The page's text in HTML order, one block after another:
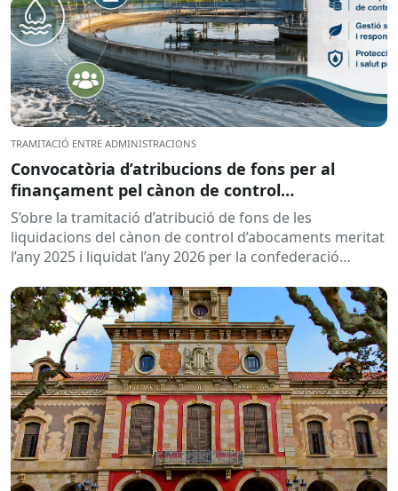
TRAMITACIÓ ENTRE ADMINISTRACIONS
Convocatòria d’atribucions de fons per al
finançament pel cànon de control
d’abocaments meritat l’any 2025 i liquidat l’any
2026
S’obre la tramitació d’atribució de fons de les
liquidacions del cànon de control d’abocaments meritat
l’any 2025 i liquidat l’any 2026 per la confederació